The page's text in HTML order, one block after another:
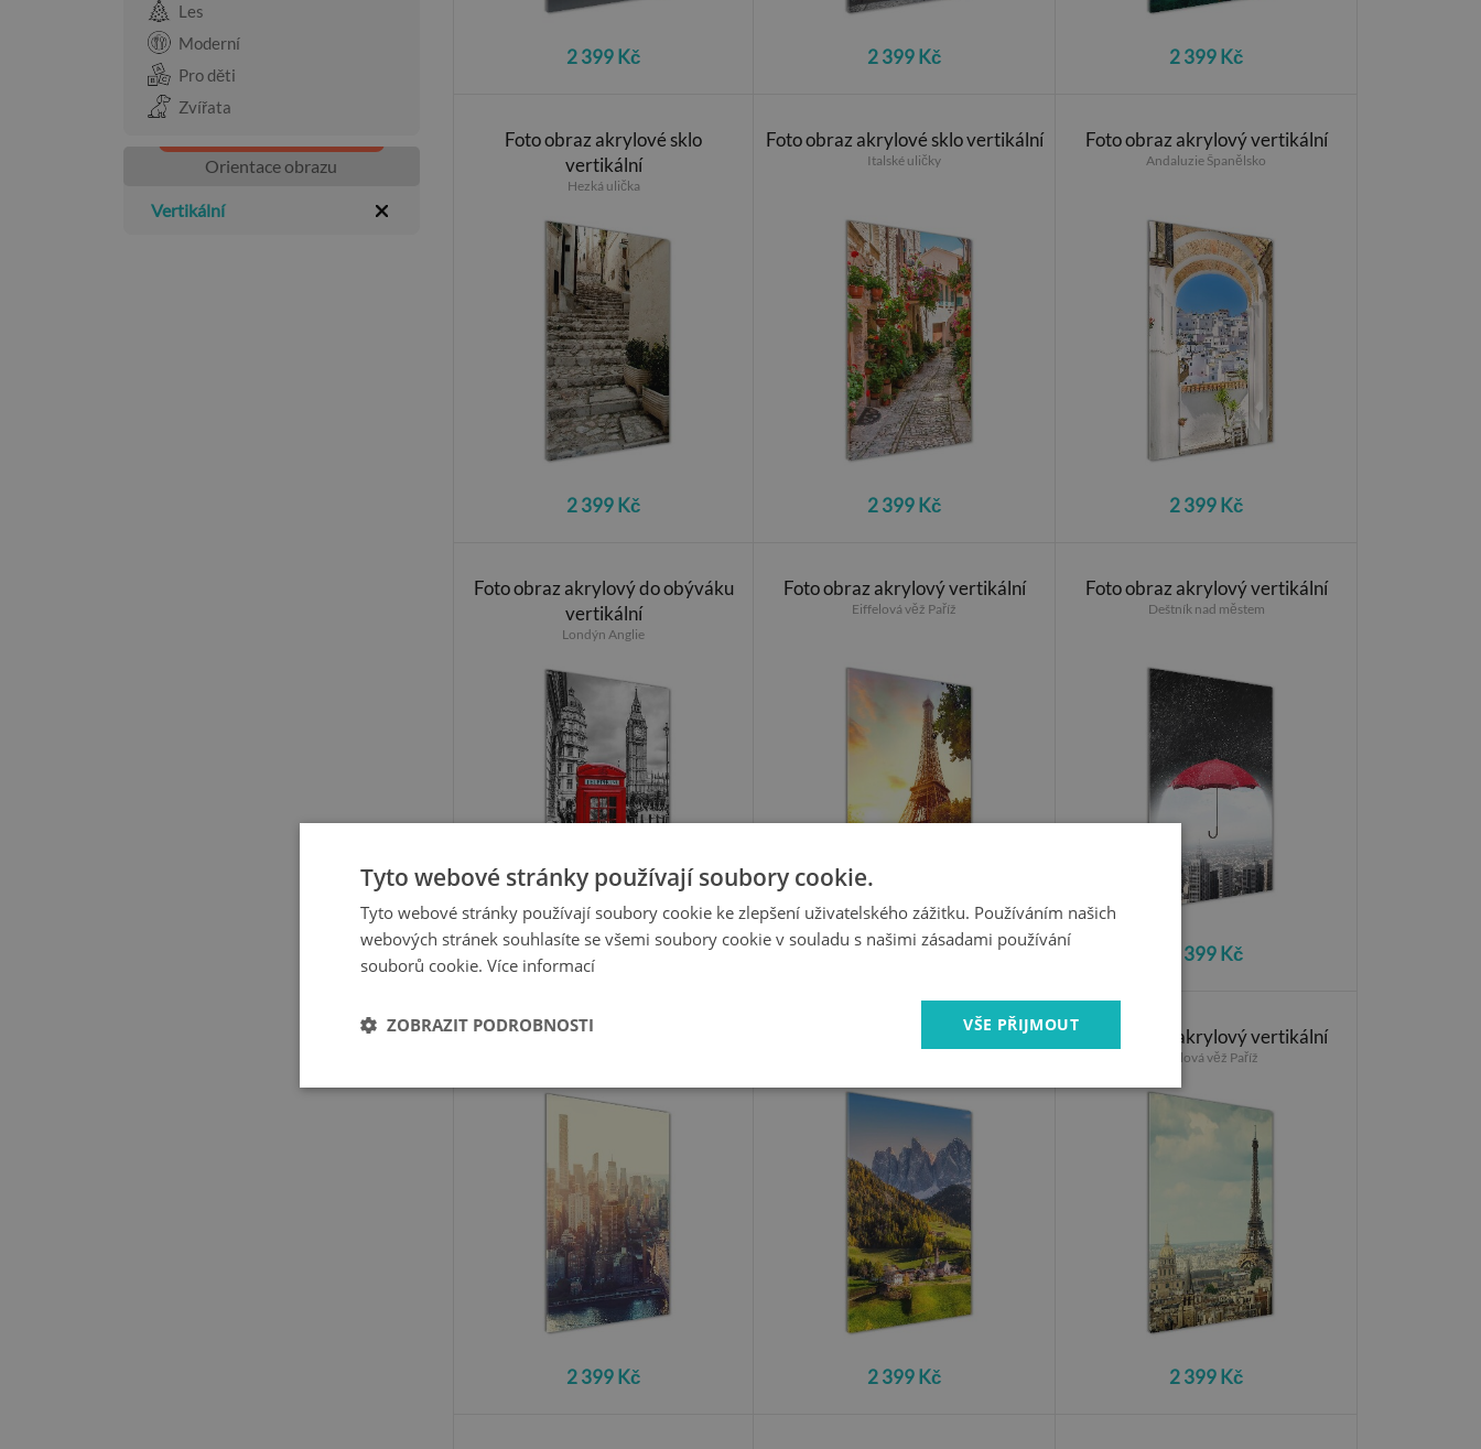
Les
Moderní
Pro děti
Zvířata
Orientace obrazu
Vertikální
2 399 Kč 2 399 Kč 2 399 Kč
Foto obraz akrylové sklo
vertikální
Hezká ulička
2 399 Kč
Foto obraz akrylové sklo vertikální
Italské uličky
2 399 Kč
Foto obraz akrylový vertikální
Andaluzie Španělsko
2 399 Kč
Foto obraz akrylový do obýváku
vertikální
Londýn Anglie
2 399 Kč
Foto obraz akrylový vertikální
Eiffelová věž Paříž
2 399 Kč
Foto obraz akrylový vertikální
Deštník nad městem
2 399 Kč
Foto obraz akrylový vertikální
2 399 Kč
Foto obraz akrylový vertikální
2 399 Kč
Foto obraz akrylový vertikální
Eiffelová věž Paříž
2 399 Kč
Tyto webové stránky používají soubory cookie.
Tyto webové stránky používají soubory cookie ke zlepšení uživatelského zážitku. Používáním našich
webových stránek souhlasíte se všemi soubory cookie v souladu s našimi zásadami používání
souborů cookie. Více informací
VŠE PŘIJMOUT
ZOBRAZIT PODROBNOSTI